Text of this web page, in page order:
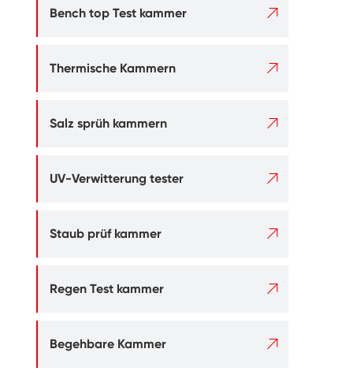
Bench top Test kammer 
Thermische Kammern 
Salz sprüh kammern 
UV-Verwitterung tester 
Staub prüf kammer 
Regen Test kammer 
Begehbare Kammer 